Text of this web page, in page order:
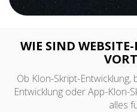
WIE SIND
Ob Klon-Skript-
Entwicklung oder App-Klon-
alles